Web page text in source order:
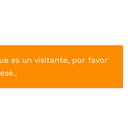
es un visitante, por favor
.